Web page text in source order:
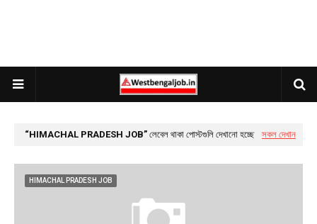
HIMACHAL PRADESH JOB লেবেল থাকা পোস্টগুলি দেখানো হচ্ছে সকল দেখান
HIMACHAL PRADESH JOB